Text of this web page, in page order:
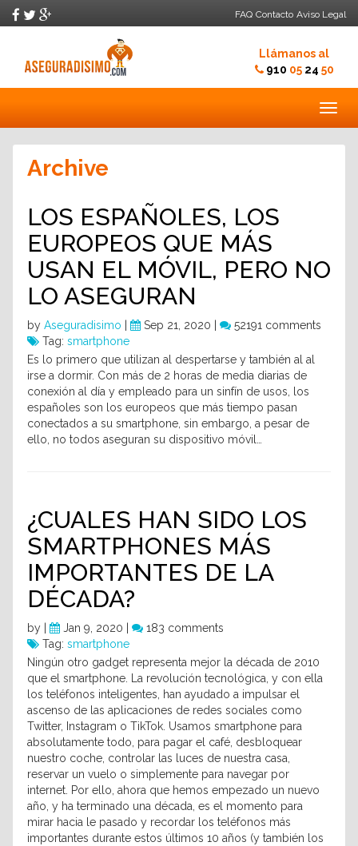
FAQ Contacto Aviso Legal
Llámanos al
910 0524 50
Archive
LOS ESPAÑOLES, LOS
EUROPEOS QUE MÁS
USAN EL MÓVIL, PERO NO
LO ASEGURAN
by Aseguradisimo Sep 21, 2020 |
52191 comments
Tag: smartphone
Es lo primero que utilizan al despertarse y también al al
irse a dormir. Con más de 2 horas de media diarias de
conexión al día y empleado para un sinfín de usos, los
españoles son los europeos que más tiempo pasan
conectados a su smartphone, sin embargo, a pesar de
ello, no todos aseguran su dispositivo móvil…
¿CUALES HAN SIDO LOS
SMARTPHONES MÁS
IMPORTANTES DE LA
DÉCADA?
by Jan 9, 2020 |
183 comments
Tag: smartphone
Ningún otro gadget representa mejor la década de 2010
que el smartphone. La revolución tecnológica, y con ella
los teléfonos inteligentes, han ayudado a impulsar el
ascenso de las aplicaciones de redes sociales como
Twitter, Instagram o TikTok. Usamos smartphone para
absolutamente todo, para pagar el café, desbloquear
nuestro coche, controlar las luces de nuestra casa,
reservar un vuelo o simplemente para navegar por
internet. Por ello, ahora que hemos empezado un nuevo
año, y ha terminado una década, es el momento para
mirar hacia le pasado y recordar los teléfonos más
importantes durante estos últimos 10 años (y también los